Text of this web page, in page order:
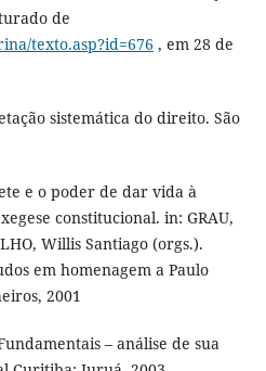
de
texto.asp?id=676 , em 28 de
sistemática do direito. São
e o poder de dar vida à
constitucional. in: GRAU,
Willis Santiago (orgs.).
em homenagem a Paulo
2001
– análise de sua